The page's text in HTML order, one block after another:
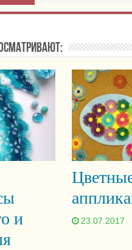
и
23.07.2017